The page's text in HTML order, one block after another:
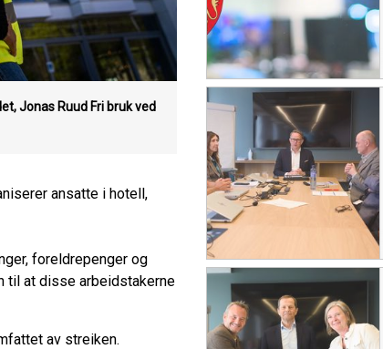
Jonas Ruud Fri bruk ved
ansatte i hotell,
foreldrepenger og
til at disse arbeidstakerne
av streiken.